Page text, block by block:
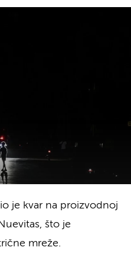
je kvar na proizvodnoj
što je
mreže.